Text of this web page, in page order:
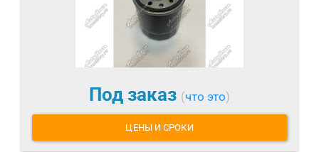
Под заказ (что это)
ЦЕНЫ И СРОКИ